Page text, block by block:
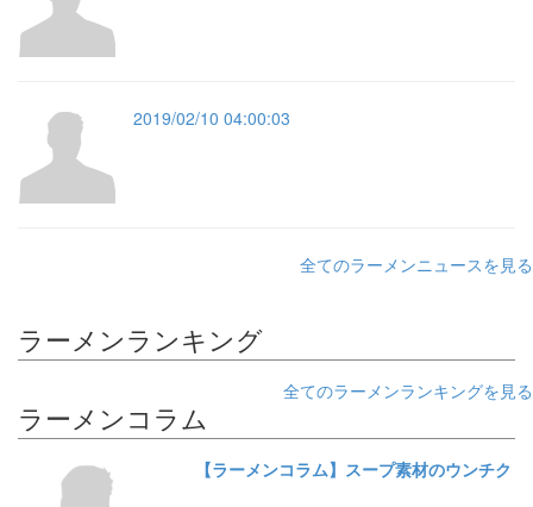
2019/02/10 04:00:03
全てのラーメンニュースを見る
ラーメンランキング
全てのラーメンランキングを見る
ラーメンコラム
【ラーメンコラム】スープ素材のウンチク